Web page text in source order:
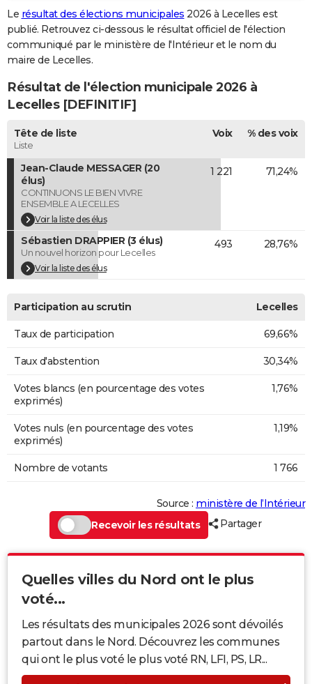
Destinations
City break
Voyage nature
Voyage de noces
Forum
Climat
+
PHOTO
GUIDES D'ACHAT
CARTE DE VOEUX
Carte de Noël
Carte Bonne année
Carte Saint-Valentin
Carte Pâques
Carte d'anniversaire
DICTIONNAIRE
PROGRAMME TV
COPAINS D'AVANT
S'inscrire
Se connecter
Lycées
Collèges
Primaires
Universités
Entreprises
Service militaire
Avis de recherche
AVIS DE DÉCÈS
FORUM
Bricolage
Lifestyle
Culture
Sport
Auto
Television
Voyage
Cinema
Le résultat des élections municipales 2026 à Lecelles est
publié. Retrouvez ci-dessous le résultat officiel de l'élection
communiqué par le ministère de l'Intérieur et le nom du
maire de Lecelles.
Résultat de l'élection municipale 2026 à
Lecelles [DEFINITIF]
Tête de liste
Liste
Voix % des voix
Jean-Claude MESSAGER (20
élus)
CONTINUONS LE BIEN VIVRE
ENSEMBLE A LECELLES
Voir la liste des élus
1 221 71,24%
Sébastien DRAPPIER (3 élus)
Un nouvel horizon pour Lecelles
Voir la liste des élus
493 28,76%
Participation au scrutin Lecelles
Taux de participation 69,66%
Taux d'abstention 30,34%
Votes blancs (en pourcentage des votes
exprimés)
1,76%
Votes nuls (en pourcentage des votes
exprimés)
1,19%
Nombre de votants 1 766
Source : ministère de l’Intérieur
Recevoir les résultats
Partager
Quelles villes du Nord ont le plus
voté...
Les résultats des municipales 2026 sont dévoilés
partout dans le Nord. Découvrez les communes
qui ont le plus voté le plus voté RN, LFI, PS, LR...